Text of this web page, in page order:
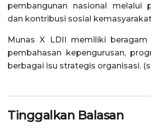
pembangunan nasional melalui
dan kontribusi sosial
Munas X LDII memiliki
pembahasan kepengurusan,
berbagai isu strategis organisasi.
Tinggalkan Balasan